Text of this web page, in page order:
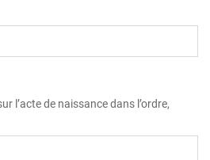
l’acte de naissance dans l’ordre,